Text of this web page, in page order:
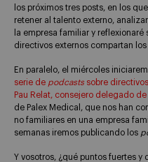
los próximos tres posts, en los
retener al talento externo,
la empresa familiar y
directivos externos compartan
En paralelo, el miércoles
serie de podcasts sobre
Pau Relat, consejero delegado
de Palex Medical, que nos han
no familiares en una empresa
semanas iremos publicando los
Y vosotros, ¿qué puntos fuertes